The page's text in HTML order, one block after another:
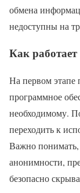
обмена
недоступны на
Как
На первом этапе
программное
необходимому.
переходить к
Важно понимать,
анонимности,
безопасно